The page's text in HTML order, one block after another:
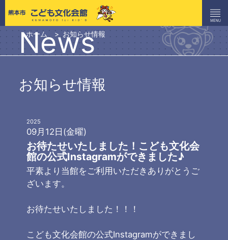
ホーム お知らせ情報
News
お知らせ情報
2025
09月12日(金曜)
お待たせいたしました！こども文化会
館の公式Instagramができました♪
平素より当館をご利用いただきありがとうご
ざいます。
お待たせいたしました！！！
こども文化会館の公式Instagramができまし